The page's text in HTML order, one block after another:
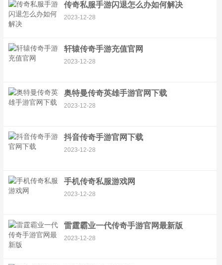
传奇私服手游闪退怎么办如何解决
2023-12-28
轩辕传奇手游充值官网
2023-12-28
奥特曼传奇英雄手游官网下载
2023-12-28
抖音传奇手游官网下载
2023-12-28
手机传奇私服游戏网
2023-12-28
雷霆霸业一代传奇手游官网最新版
2023-12-28